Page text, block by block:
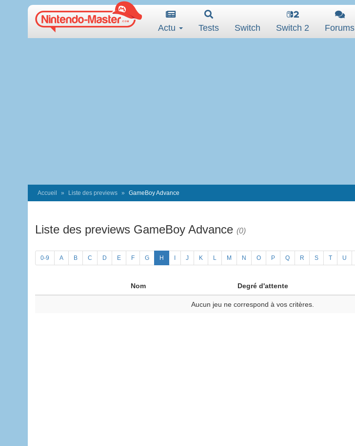
Actu Tests Switch Switch 2 Forums
Accueil Liste des previews GameBoy Advance
Liste des previews GameBoy Advance (0)
0-9 A B C D E F G H J K L M N O P Q R S T U
Nom Degré d'attente
Aucun jeu ne correspond à vos critères.